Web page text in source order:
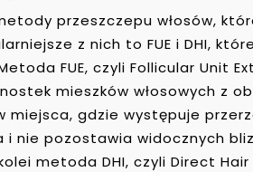
przeszczepu włosów,
z nich to FUE i DHI,
FUE, czyli Follicular Unit
mieszków włosowych z
gdzie występuje
nie pozostawia widocznych
metoda DHI, czyli Direct